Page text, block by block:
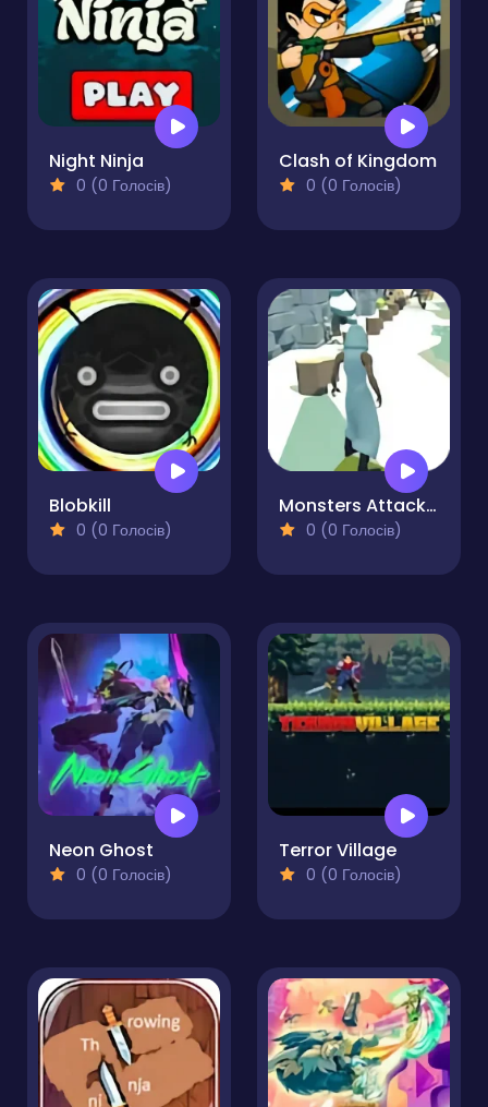
Night Ninja
0 (0 Голосів)
Clash of Kingdom
0 (0 Голосів)
Blobkill
0 (0 Голосів)
Monsters Attack Shooter
0 (0 Голосів)
Neon Ghost
0 (0 Голосів)
Terror Village
0 (0 Голосів)